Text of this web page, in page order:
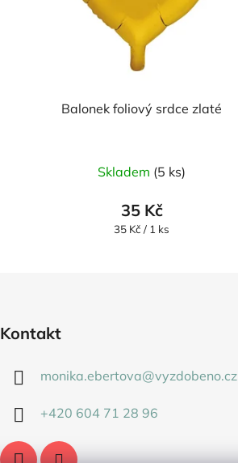
Balonek foliový srdce zlaté
Skladem (5 ks)
35 Kč
Měrná
35 Kč / 1 ks
Kontakt
monika.ebertova@vyzdobeno.cz
+420 604 71 28 96